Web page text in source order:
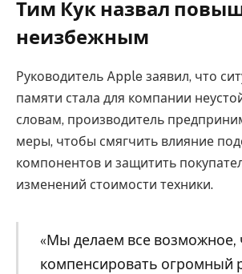
Тим Кук назвал
неизбежным
Руководитель Apple заявил, что
памяти стала для компании
словам, производитель
меры, чтобы смягчить влияние
компонентов и защитить
изменений стоимости техники.
«Мы делаем все возможное,
компенсировать огромный